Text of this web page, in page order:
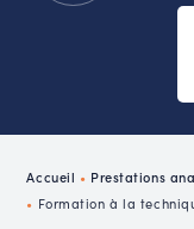
Accueil • Prestations
• Formation à la